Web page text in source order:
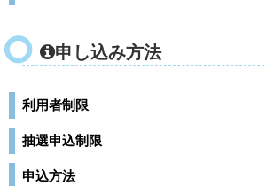
申し込み方法
利用者制限
抽選申込制限
申込方法